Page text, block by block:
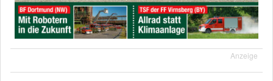
Anzeige